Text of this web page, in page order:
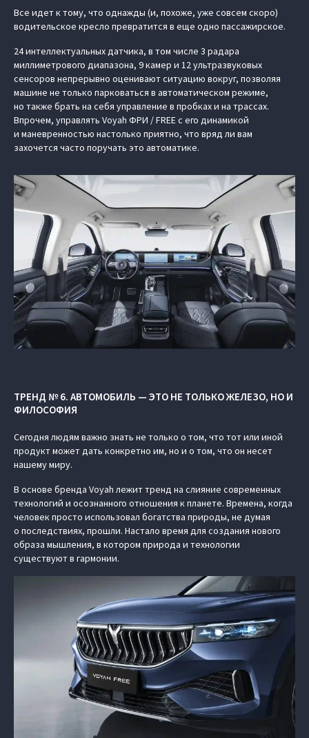
Все идет к тому, что однажды (и, похоже, уже совсем скоро)
водительское кресло превратится в еще одно пассажирское.
24 интеллектуальных датчика, в том числе 3 радара
миллиметрового диапазона, 9 камер и 12 ультразвуковых
сенсоров непрерывно оценивают ситуацию вокруг, позволяя
машине не только парковаться в автоматическом режиме,
но также брать на себя управление в пробках и на трассах.
Впрочем, управлять Voyah ФРИ / FREE с его динамикой
и маневренностью настолько приятно, что вряд ли вам
захочется часто поручать это автоматике.
ТРЕНД № 6. АВТОМОБИЛЬ — ЭТО НЕ ТОЛЬКО ЖЕЛЕЗО, НО И
ФИЛОСОФИЯ
Сегодня людям важно знать не только о том, что тот или иной
продукт может дать конкретно им, но и о том, что он несет
нашему миру.
В основе бренда Voyah лежит тренд на слияние современных
технологий и осознанного отношения к планете. Времена, когда
человек просто использовал богатства природы, не думая
о последствиях, прошли. Настало время для создания нового
образа мышления, в котором природа и технологии
существуют в гармонии.